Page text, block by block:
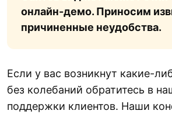
онлайн-демо. Приносим
причиненные неудобства.
Если у вас возникнут какие-
без колебаний обратитесь в
поддержки клиентов. Наши